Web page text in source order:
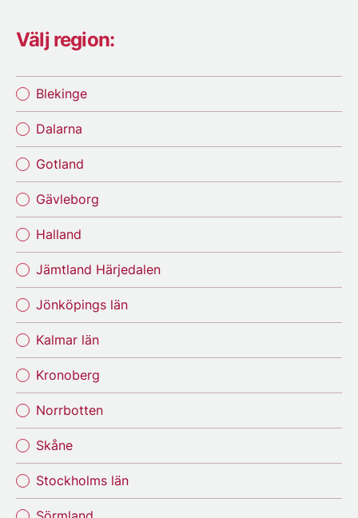
Välj region:
Blekinge
Dalarna
Gotland
Gävleborg
Halland
Jämtland Härjedalen
Jönköpings län
Kalmar län
Kronoberg
Norrbotten
Skåne
Stockholms län